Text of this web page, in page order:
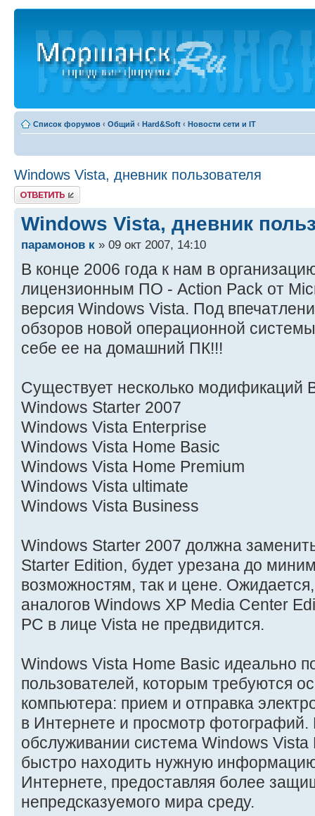
Список форумов ‹ Общий ‹ Hard&Soft ‹ Новости сети и IT
Windows Vista, дневник пользователя
Ответить
Windows Vista, дневник
парамонов к » 09 окт 2007, 14:10
В конце 2006 года к нам в
лицензионным ПО - Action Pack от
версия Windows Vista. Под
обзоров новой операционной
себе ее на домашний ПК!!!
Существует несколько модификаций
Windows Starter 2007
Windows Vista Enterprise
Windows Vista Home Basic
Windows Vista Home Premium
Windows Vista ultimate
Windows Vista Business
Windows Starter 2007 должна
Starter Edition, будет урезана до
возможностям, так и цене.
аналогов Windows XP Media Center
PC в лице Vista не предвидится.
Windows Vista Home Basic идеально
пользователей, которым требуются
компьютера: прием и отправка
в Интернете и просмотр фотографий.
обслуживании система Windows Vista
быстро находить нужную
Интернете, предоставляя более
непредсказуемого мира среду.